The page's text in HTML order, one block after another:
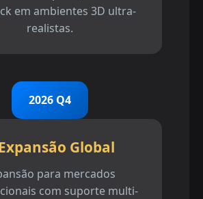
em ambientes 3D ultra-
realistas.
2026 Q4
Expansão Global
para mercados
com suporte multi-